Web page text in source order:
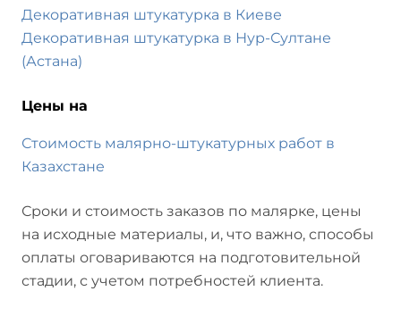
Декоративная штукатурка в Киеве
Декоративная штукатурка в Нур-Султане
(Астана)
Цены на
Стоимость малярно-штукатурных работ в
Казахстане
Сроки и стоимость заказов по малярке, цены
на исходные материалы, и, что важно, способы
оплаты оговариваются на подготовительной
стадии, с учетом потребностей клиента.